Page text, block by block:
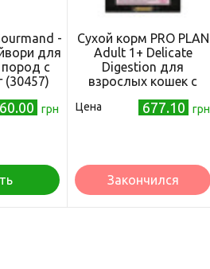
-
для
пород с
(30457)
60.00 грн
Сухой корм PRO PLAN
Adult 1+ Delicate
Digestion для
взрослых кошек с
пищеварительной
Цена 677.10 грн
Закончился